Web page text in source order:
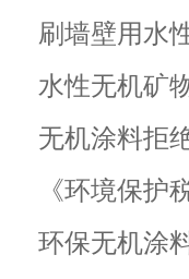
刷墙壁用水
水性无机矿
无机涂料拒
《环境保
环保无机涂